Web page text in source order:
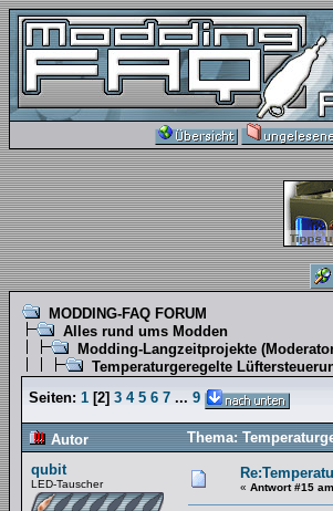
MODDING-FAQ FORUM
Alles rund ums Modden
Modding-Langzeitprojekte
Temperaturgeregelte
Seiten: 1 [2] 3 4 5 6 7 ... 9
Autor
Thema:
qubit
LED-Tauscher « Antwort #15